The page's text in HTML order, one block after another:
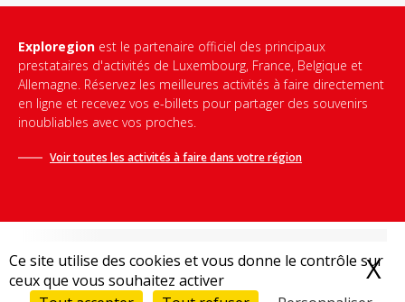
Ce site utilise des cookies et vous donne le contrôle sur
ceux que vous souhaitez activer
X
Exploregion est le partenaire officiel des principaux
prestataires d'activités de Luxembourg, France, Belgique et
Allemagne. Réservez les meilleures activités à faire directement
en ligne et recevez vos e-billets pour partager des souvenirs
inoubliables avec vos proches.
Voir toutes les activités à faire dans votre région
Conditions générales de vente-Politique de confidentialité-